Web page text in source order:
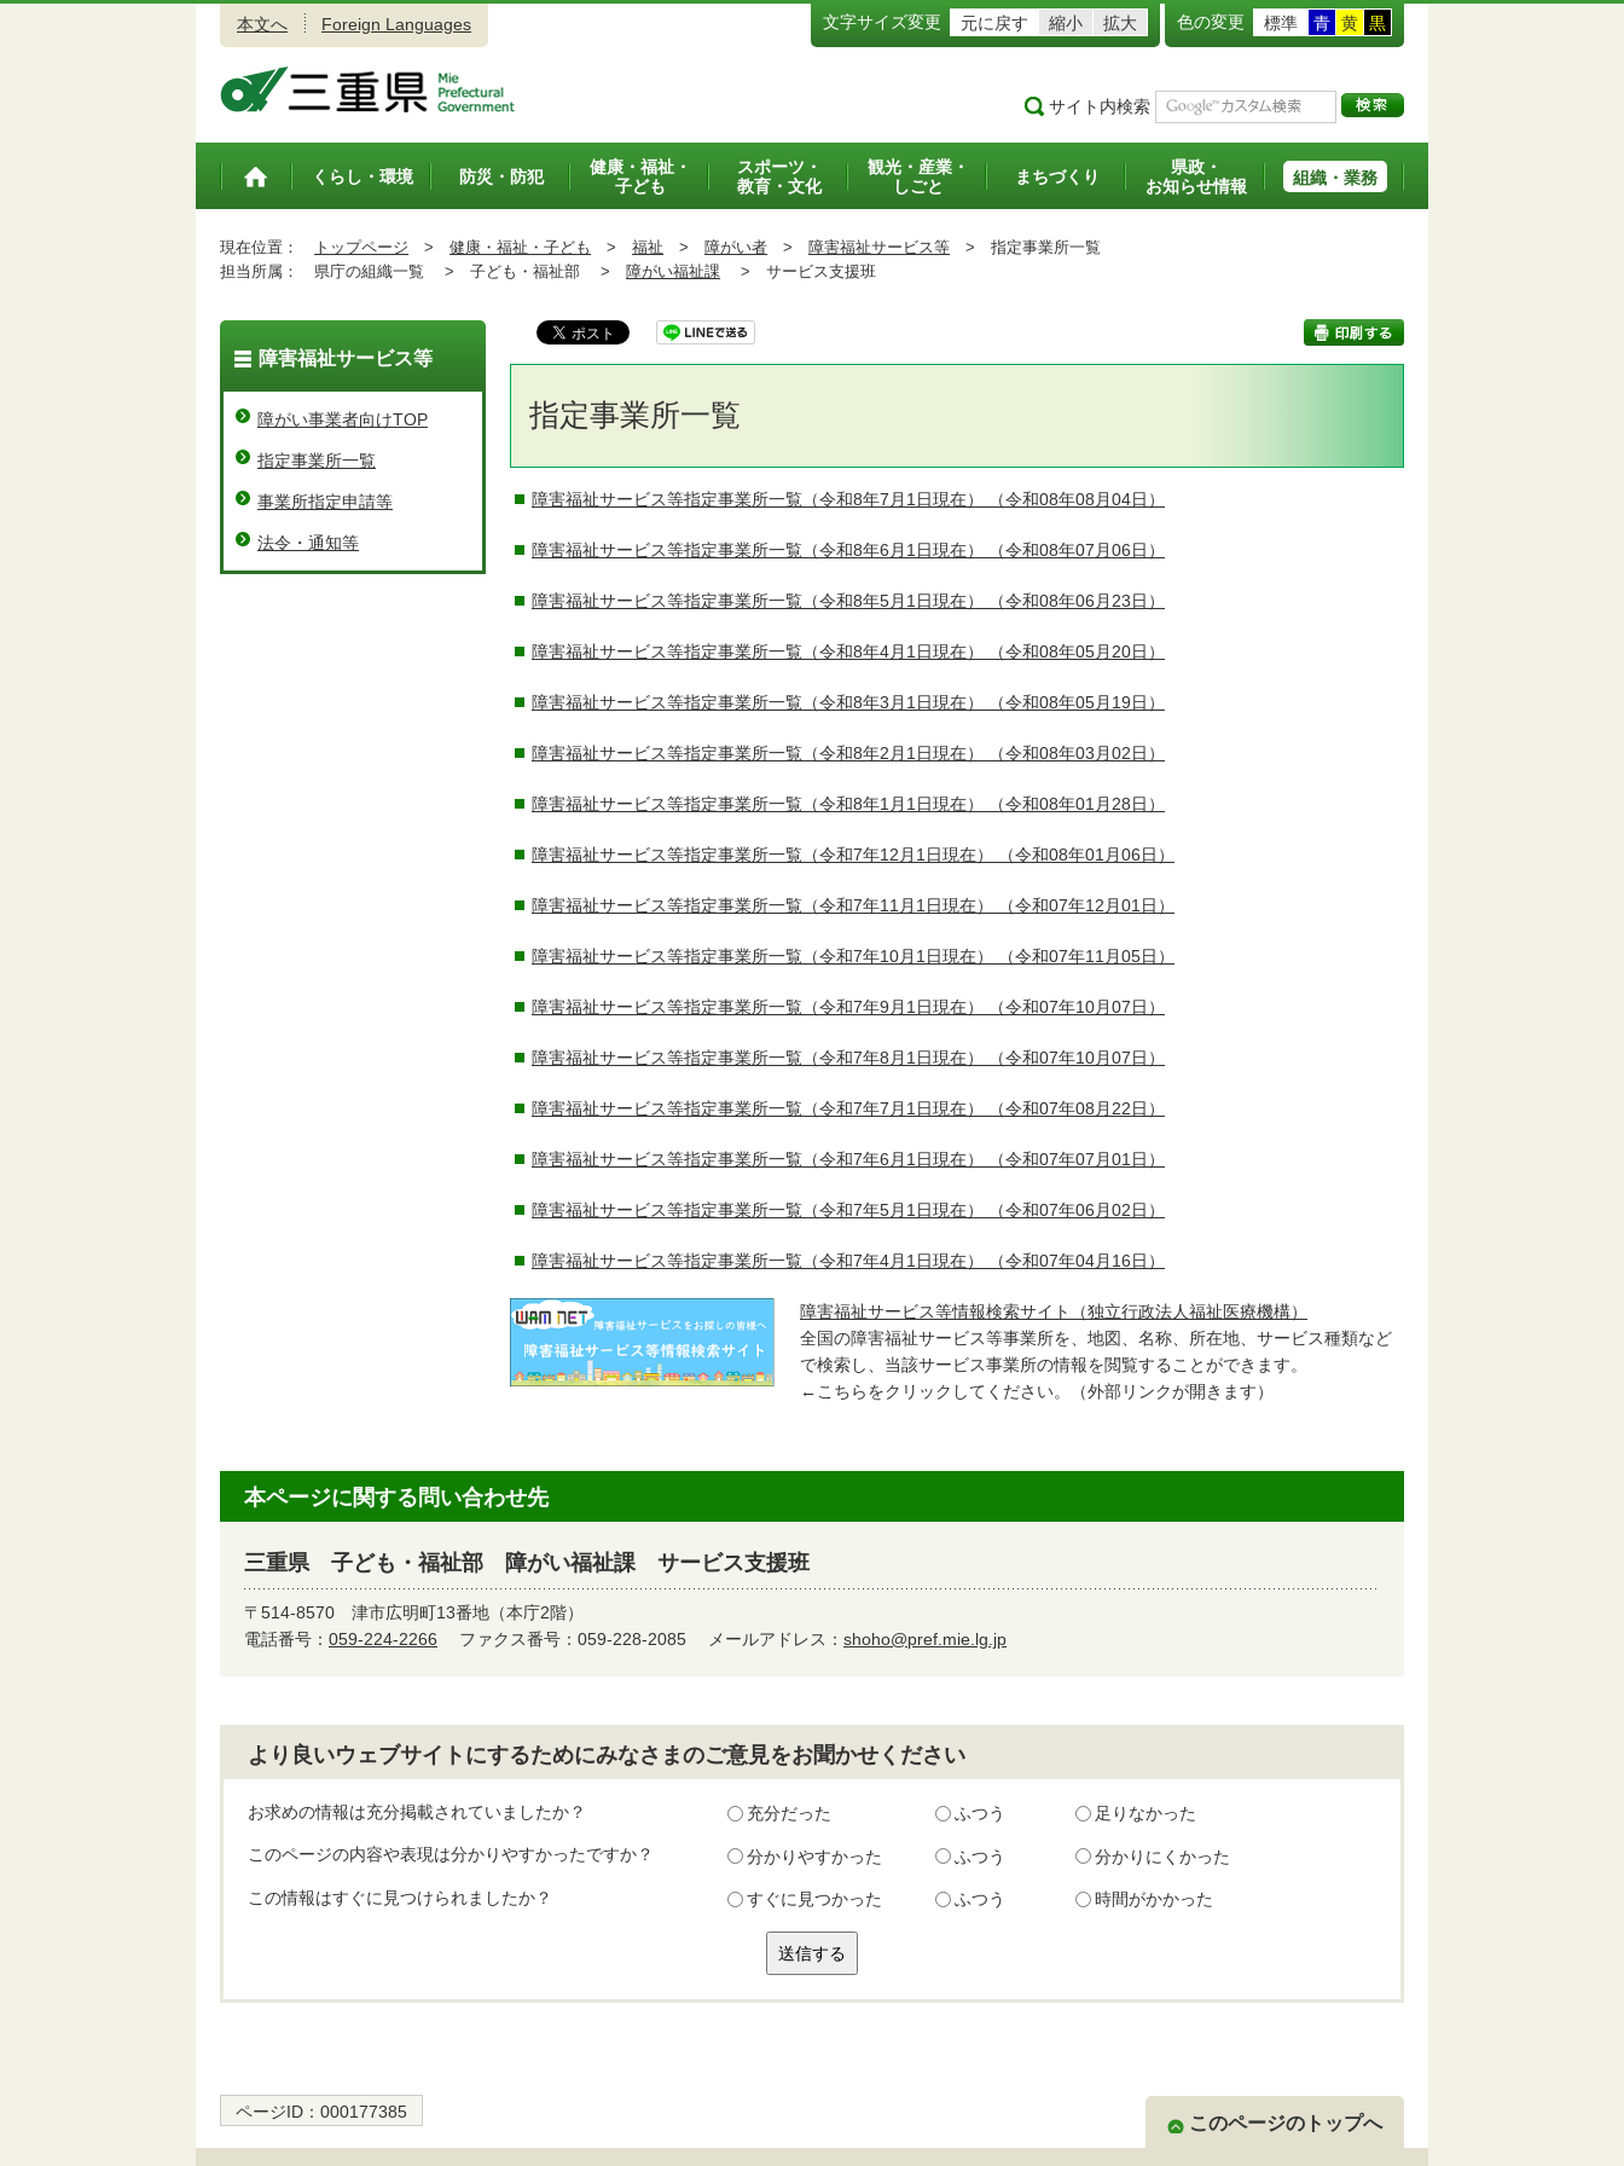
本文へ Foreign Languages 文字サイズ変更 元に戻す 縮小 拡大 色の変更 標準 青 黄 黒
サイト内検索
トップペ
くらし・環境 防災・防犯
健康・福祉・
子ども
スポーツ・
教育・文化
観光・産業・
しごと
まちづくり
県政・
お知らせ情報
組織・業務
現在位置： トップページ > 健康・福祉・子ども > 福祉 > 障がい者 > 障害福祉サービス等 > 指定事業所一覧
担当所属：
県庁の組織一覧 > 子ども・福祉部 > 障がい福祉課 > サービス支援班
指定事業所一覧
障害福祉サービス等指定事業所一覧（令和8年7月1日現在） （令和08年08月04日）
障害福祉サービス等指定事業所一覧（令和8年6月1日現在） （令和08年07月06日）
障害福祉サービス等指定事業所一覧（令和8年5月1日現在） （令和08年06月23日）
障害福祉サービス等指定事業所一覧（令和8年4月1日現在） （令和08年05月20日）
障害福祉サービス等指定事業所一覧（令和8年3月1日現在） （令和08年05月19日）
障害福祉サービス等指定事業所一覧（令和8年2月1日現在） （令和08年03月02日）
障害福祉サービス等指定事業所一覧（令和8年1月1日現在） （令和08年01月28日）
障害福祉サービス等指定事業所一覧（令和7年12月1日現在） （令和08年01月06日）
障害福祉サービス等指定事業所一覧（令和7年11月1日現在） （令和07年12月01日）
障害福祉サービス等指定事業所一覧（令和7年10月1日現在） （令和07年11月05日）
障害福祉サービス等指定事業所一覧（令和7年9月1日現在） （令和07年10月07日）
障害福祉サービス等指定事業所一覧（令和7年8月1日現在） （令和07年10月07日）
障害福祉サービス等指定事業所一覧（令和7年7月1日現在） （令和07年08月22日）
障害福祉サービス等指定事業所一覧（令和7年6月1日現在） （令和07年07月01日）
障害福祉サービス等指定事業所一覧（令和7年5月1日現在） （令和07年06月02日）
障害福祉サービス等指定事業所一覧（令和7年4月1日現在） （令和07年04月16日）
障害福祉サービス等情報検索サイト（独立行政法人福祉医療機構）
全国の障害福祉サービス等事業所を、地図、名称、所在地、サービス種類など
で検索し、当該サービス事業所の情報を閲覧することができます。
←こちらをクリックしてください。（外部リンクが開きます）
障害福祉サービス等
障がい事業者向けTOP
指定事業所一覧
事業所指定申請等
法令・通知等
本ページに関する問い合わせ先
三重県 子ども・福祉部 障がい福祉課 サービス支援班
〒514-8570 津市広明町13番地（本庁2階）
電話番号： 059-224-2266 ファクス番号：059-228-2085 メールアドレス： shoho@pref.mie.lg.jp
より良いウェブサイトにするためにみなさまのご意見をお聞かせください
お求めの情報は充分掲載されていましたか？ 充分だった ふつう 足りなかった
このページの内容や表現は分かりやすかったですか？ 分かりやすかった ふつう 分かりにくかった
この情報はすぐに見つけられましたか？ すぐに見つかった ふつう 時間がかかった
ページID： 000177385
このページのトップへ